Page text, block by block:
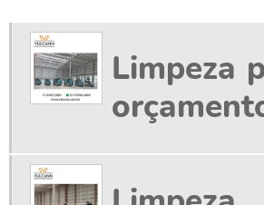
LAVAGEM DE GALPÃO
LIMPEZA DE GALPÃO
LIMPEZA DE GALPÃO INDUSTRIAL
LIMPEZA POS OBRA ORÇAMENTO
Limpeza